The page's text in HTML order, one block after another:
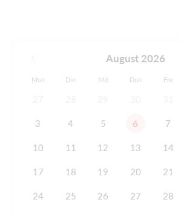
August 2026
Mon Die Mit Don Fre
3 4 5 6 7
10 11 12 13 14
17 18 19 20 21
24 25 26 27 28